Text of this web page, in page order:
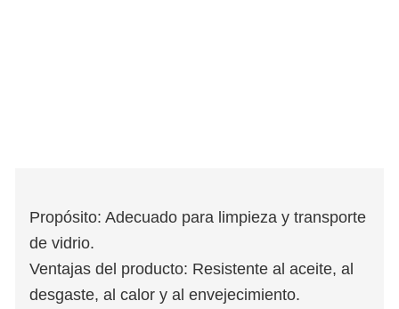
Propósito: Adecuado para limpieza y transporte
de vidrio.
Ventajas del producto: Resistente al aceite, al
desgaste, al calor y al envejecimiento.